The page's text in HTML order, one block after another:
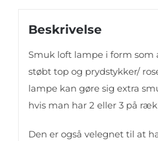
Beskrivelse
Smuk loft lampe i form som
støbt top og prydstykker/
lampe kan gøre sig extra
hvis man har 2 eller 3 på
Den er også velegnet til at